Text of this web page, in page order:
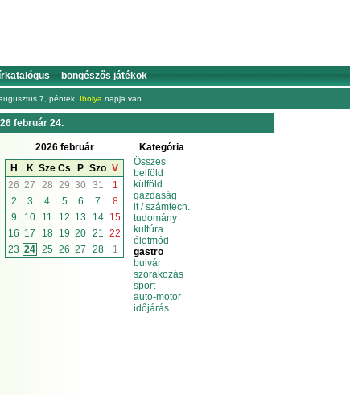
böngészős játékok
7, péntek, Ibolya napja van.
február 24.
2026 február
H
K Sze Cs P Szo V
26 27 28 29 30 31
1
2
3 4 5 6 7
8
9
10 11 12 13 14
15
16 17 18 19 20 21
22
23 24 25 26 27 28 1
Kategória
Összes
belföld
külföld
gazdaság
it / számtech.
tudomány
kultúra
életmód
gastro
bulvár
szórakozás
sport
auto-motor
időjárás